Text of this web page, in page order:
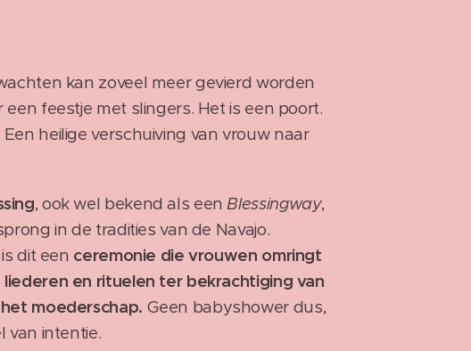
kan zoveel meer gevierd worden
feestje met slingers. Het is een poort.
heilige verschuiving van vrouw naar
, ook wel bekend als eenBlessingway,
in de tradities van de Navajo.
dit een ceremonie die vrouwen omringt
en rituelen ter bekrachtiging van
moederschap. Geen babyshower dus,
van intentie.